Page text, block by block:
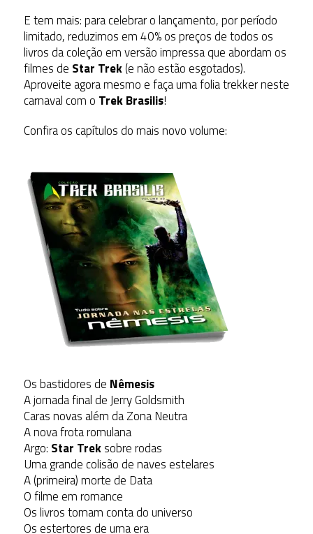
E tem mais: para celebrar o lançamento, por período
limitado, reduzimos em 40% os preços de todos os
livros da coleção em versão impressa que abordam os
filmes de Star Trek(e não estão esgotados).
Aproveite agora mesmo e faça uma folia trekker neste
carnaval com o Trek Brasilis!
Confira os capítulos do mais novo volume:
Os bastidores de Nêmesis
A jornada final de Jerry Goldsmith
Caras novas além da Zona Neutra
A nova frota romulana
Argo: Star Treksobre rodas
Uma grande colisão de naves estelares
A (primeira) morte de Data
O filme em romance
Os livros tomam conta do universo
Os estertores de uma era